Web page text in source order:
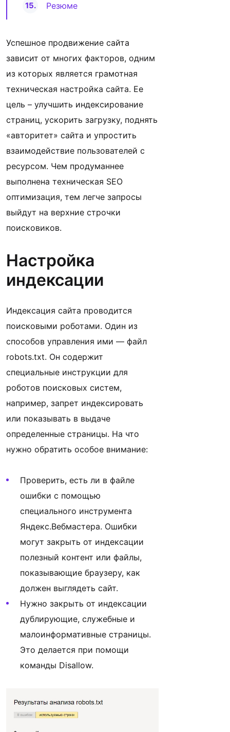
Резюме
Успешное продвижение сайта
зависит от многих факторов, одним
из которых является грамотная
техническая настройка сайта. Ее
цель – улучшить индексирование
страниц, ускорить загрузку, поднять
«авторитет» сайта и упростить
взаимодействие пользователей с
ресурсом. Чем продуманнее
выполнена техническая SEO
оптимизация, тем легче запросы
выйдут на верхние строчки
поисковиков.
Настройка
индексации
Индексация сайта проводится
поисковыми роботами. Один из
способов управления ими — файл
robots.txt. Он содержит
специальные инструкции для
роботов поисковых систем,
например, запрет индексировать
или показывать в выдаче
определенные страницы. На что
нужно обратить особое внимание:
Проверить, есть ли в файле
ошибки с помощью
специального инструмента
Яндекс.Вебмастера. Ошибки
могут закрыть от индексации
полезный контент или файлы,
показывающие браузеру, как
должен выглядеть сайт.
Нужно закрыть от индексации
дублирующие, служебные и
малоинформативные страницы.
Это делается при помощи
команды Disallow.